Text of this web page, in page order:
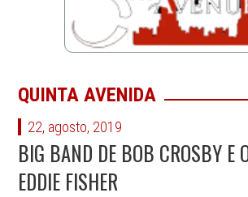
QUINTA AVENIDA
22, agosto, 2019
BIG BAND DE BOB CROSBY E
EDDIE FISHER